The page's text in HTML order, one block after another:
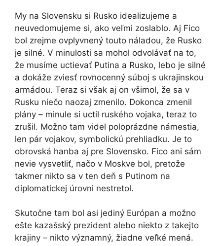
My na Slovensku si Rusko idealizujeme a
neuvedomujeme si, ako veľmi zoslablo. Aj Fico
bol zrejme ovplyvnený touto náladou, že Rusko
je silné. V minulosti sa mohol odvolávať na to,
že musíme uctievať Putina a Rusko, lebo je silné
a dokáže zviesť rovnocenný súboj s ukrajinskou
armádou. Teraz si však aj on všimol, že sa v
Rusku niečo naozaj zmenilo. Dokonca zmenil
plány – minule si uctil ruského vojaka, teraz to
zrušil. Možno tam videl poloprázdne námestia,
len pár vojakov, symbolickú prehliadku. Je to
obrovská hanba aj pre Slovensko. Fico ani sám
nevie vysvetliť, načo v Moskve bol, pretože
takmer nikto sa v ten deň s Putinom na
diplomatickej úrovni nestretol.
Skutočne tam bol asi jediný Európan a možno
ešte kazašský prezident alebo niekto z takejto
krajiny – nikto významný, žiadne veľké mená.